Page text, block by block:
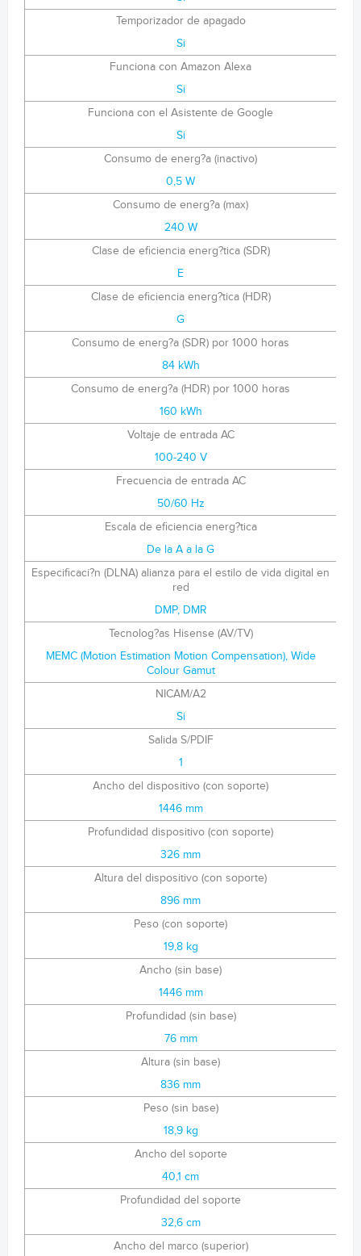
Temporizador de apagado
Si
Funciona con Amazon Alexa
Si
Funciona con el Asistente de Google
Si
Consumo de energ?a (inactivo)
0,5 W
Consumo de energ?a (max)
240 W
Clase de eficiencia energ?tica (SDR)
E
Clase de eficiencia energ?tica (HDR)
G
Consumo de energ?a (SDR) por 1000 horas
84 kWh
Consumo de energ?a (HDR) por 1000 horas
160 kWh
Voltaje de entrada AC
100-240 V
Frecuencia de entrada AC
50/60 Hz
Escala de eficiencia energ?tica
De la A a la G
Especificaci?n (DLNA) alianza para el estilo de vida digital en
red
DMP, DMR
Tecnolog?as Hisense (AV/TV)
MEMC (Motion Estimation Motion Compensation), Wide
Colour Gamut
NICAM/A2
Si
Salida S/PDIF
1
Ancho del dispositivo (con soporte)
1446 mm
Profundidad dispositivo (con soporte)
326 mm
Altura del dispositivo (con soporte)
896 mm
Peso (con soporte)
19,8 kg
Ancho (sin base)
1446 mm
Profundidad (sin base)
76 mm
Altura (sin base)
836 mm
Peso (sin base)
18,9 kg
Ancho del soporte
40,1 cm
Profundidad del soporte
32,6 cm
Ancho del marco (superior)